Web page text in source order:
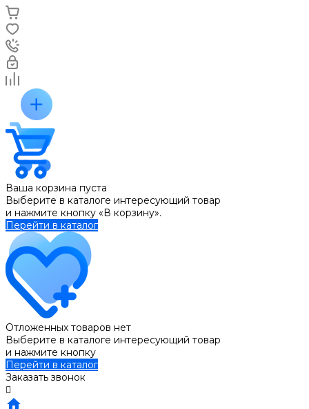
Ваша корзина пуста
Выберите в каталоге интересующий товар
и нажмите кнопку «В корзину».
Перейти в каталог
Отложенных товаров нет
Выберите в каталоге интересующий товар
и нажмите кнопку
Перейти в каталог
Заказать звонок